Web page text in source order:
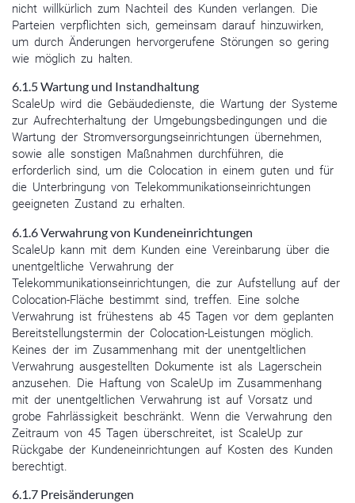
nicht willkürlich zum Nachteil des Kunden verlangen. Die
Parteien verpflichten sich, gemeinsam darauf hinzuwirken,
um durch Änderungen hervorgerufene Störungen so gering
wie möglich zu halten.
6.1.5 Wartung und Instandhaltung
ScaleUp wird die Gebäudedienste, die Wartung der Systeme
zur Aufrechterhaltung der Umgebungsbedingungen und die
Wartung der Stromversorgungseinrichtungen übernehmen,
sowie alle sonstigen Maßnahmen durchführen, die
erforderlich sind, um die Colocation in einem guten und für
die Unterbringung von Telekommunikationseinrichtungen
geeigneten Zustand zu erhalten.
6.1.6 Verwahrung von Kundeneinrichtungen
ScaleUp kann mit dem Kunden eine Vereinbarung über die
unentgeltliche Verwahrung der
Telekommunikationseinrichtungen, die zur Aufstellung auf der
Colocation-Fläche bestimmt sind, treffen. Eine solche
Verwahrung ist frühestens ab 45 Tagen vor dem geplanten
Bereitstellungstermin der Colocation-Leistungen möglich.
Keines der im Zusammenhang mit der unentgeltlichen
Verwahrung ausgestellten Dokumente ist als Lagerschein
anzusehen. Die Haftung von ScaleUp im Zusammenhang
mit der unentgeltlichen Verwahrung ist auf Vorsatz und
grobe Fahrlässigkeit beschränkt. Wenn die Verwahrung den
Zeitraum von 45 Tagen überschreitet, ist ScaleUp zur
Rückgabe der Kundeneinrichtungen auf Kosten des Kunden
berechtigt.
6.1.7 Preisänderungen